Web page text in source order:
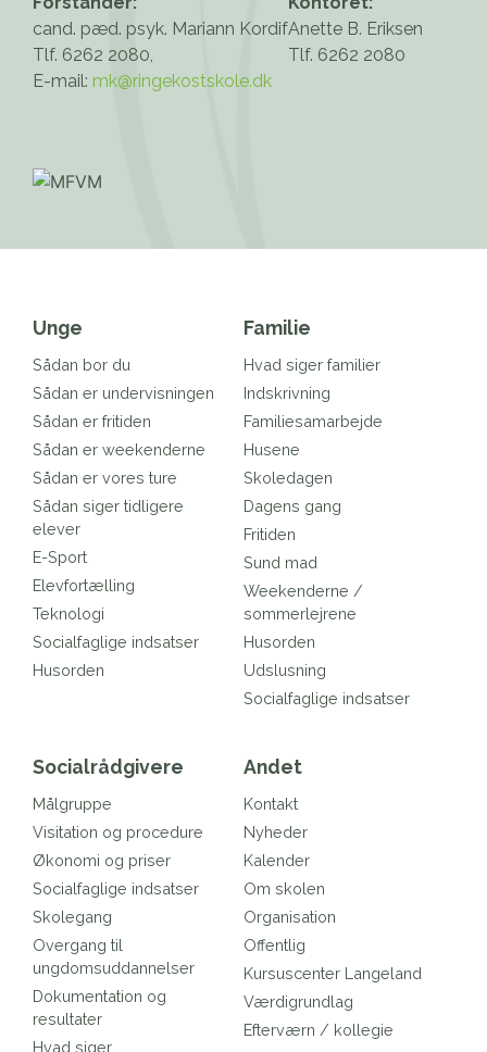
cand. pæd. psyk. Mariann Kordif
Tlf. 6262 2080,
E-mail: mk@ringekostskole.dk
Anette B. Eriksen
Tlf. 6262 2080
Unge
Sådan bor du
Sådan er undervisningen
Sådan er fritiden
Sådan er weekenderne
Sådan er vores ture
Sådan siger tidligere
elever
E-Sport
Elevfortælling
Teknologi
Socialfaglige indsatser
Husorden
Familie
Hvad siger familier
Indskrivning
Familiesamarbejde
Husene
Skoledagen
Dagens gang
Fritiden
Sund mad
Weekenderne /
sommerlejrene
Husorden
Udslusning
Socialfaglige indsatser
Socialrådgivere
Målgruppe
Visitation og procedure
Økonomi og priser
Socialfaglige indsatser
Skolegang
Overgang til
ungdomsuddannelser
Dokumentation og
resultater
Hvad siger
Andet
Kontakt
Nyheder
Kalender
Om skolen
Organisation
Offentlig
Kursuscenter Langeland
Værdigrundlag
Efterværn / kollegie